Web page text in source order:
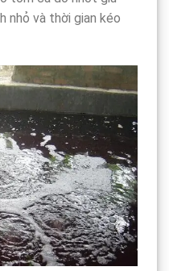
và thời gian kéo